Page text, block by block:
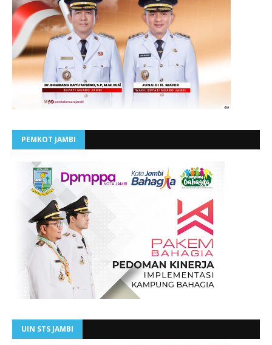
PEMKOT JAMBI
UIN STS JAMBI